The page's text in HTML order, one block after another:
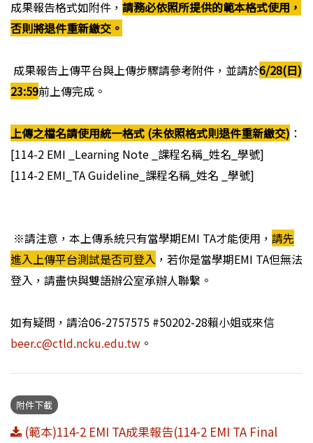
成果報告格式如附件， 請務必依照所提供的範本格式使用，
否則將退件重新繳交。
成果報告上傳平台與上傳步驟請參考附件，並請於6/28(日)
23:59前上傳完成。
上傳之檔名請使用統一格式 (未依照格式則退件重新繳交) ：
[114-2 EMI _Learning Note _課程名稱_姓名_學號]
[114-2 EMI_TA Guideline_課程名稱_姓名 _學號]
※請注意，本上傳系統只有當學期EMI TA才能使用， 請先
進入上傳平台測試是否可登入 ， 若你是當學期EMI TA但無法
登入，請盡快與雙語辦公室承辦人聯繫。
如有疑問，請洽06-2757575 #50202-28賴小姐或來信
beer.c@ctld.ncku.edu.tw 。
附件下載
(範本)114-2 EMI TA成果報告(114-2 EMI TA Final